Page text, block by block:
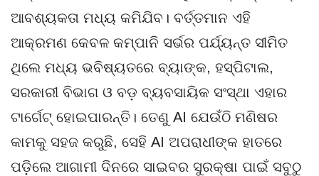
ଆବଶ୍ୟକତା ମଧ୍ୟ କମିଯିବ। ବର୍ତ୍ତମାନ ଏହି
ଆକ୍ରମଣ କେବଳ କମ୍ପାନି ସର୍ଭର ପର୍ଯ୍ୟନ୍ତ ସୀମିତ
ଥିଲେ ମଧ୍ୟ ଭବିଷ୍ୟତରେ ବ୍ୟାଙ୍କ, ହସ୍ପିଟାଲ,
ସରକାରୀ ବିଭାଗ ଓ ବଡ଼ ବ୍ୟବସାୟିକ ସଂସ୍ଥା ଏହାର
ଟାର୍ଗେଟ୍ ହୋଇପାରନ୍ତି। ତେଣୁ AI ଯେଉଁଠି ମଣିଷର
କାମକୁ ସହଜ କରୁଛି, ସେହି AI ଅପରାଧୀଙ୍କ ହାତରେ
ପଡ଼ିଲେ ଆଗାମୀ ଦିନରେ ସାଇବର ସୁରକ୍ଷା ପାଇଁ ସବୁଠୁ